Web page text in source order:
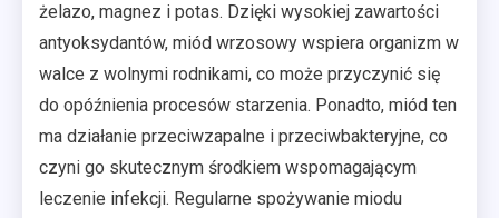
żelazo, magnez i potas. Dzięki wysokiej zawartości
antyoksydantów, miód wrzosowy wspiera organizm w
walce z wolnymi rodnikami, co może przyczynić się
do opóźnienia procesów starzenia. Ponadto, miód ten
ma działanie przeciwzapalne i przeciwbakteryjne, co
czyni go skutecznym środkiem wspomagającym
leczenie infekcji. Regularne spożywanie miodu